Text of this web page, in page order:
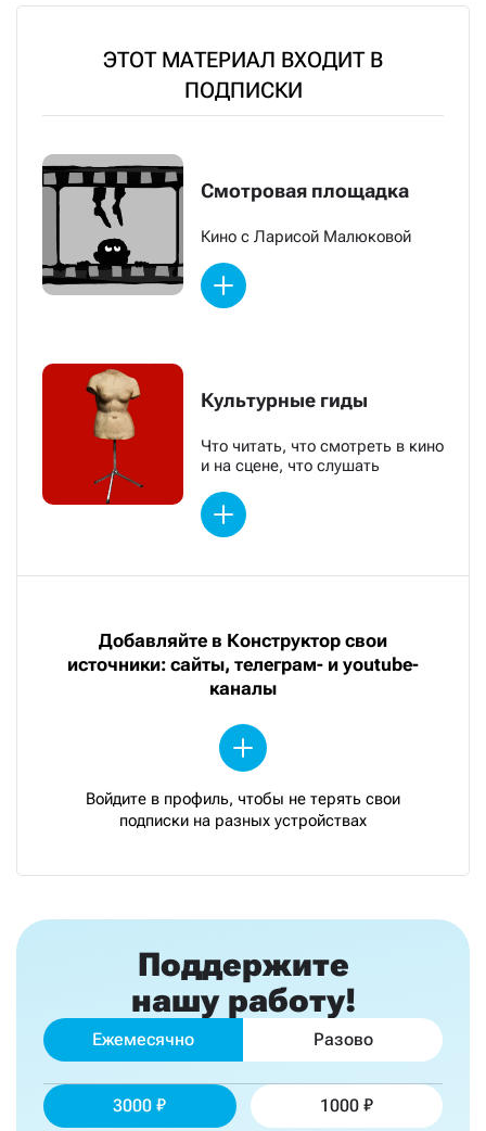
ЭТОТ МАТЕРИАЛ ВХОДИТ В
ПОДПИСКИ
Смотровая площадка
Кино с Ларисой Малюковой
Культурные гиды
Что читать, что смотреть в кино
и на сцене, что слушать
Добавляйте в Конструктор свои
источники: сайты, телеграм- и youtube-
каналы
Войдите в профиль, чтобы не терять свои
подписки на разных устройствах
Поддержите
нашу работу!
Ежемесячно Разово
3000 1000